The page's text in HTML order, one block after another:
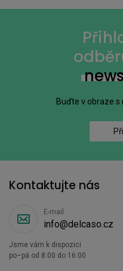
Buďte v obraze s
Kontaktujte nás
E-mail
info@delcaso.cz
Jsme vám k dispozici
po–pá od 8:00 do 16:00